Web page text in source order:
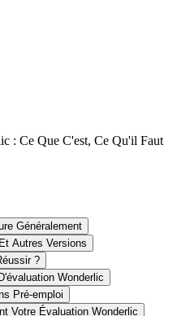
: Ce Que C'est, Ce Qu'il Faut
Généralement
Autres Versions
?
Wonderlic
Pré-emploi
Votre Évaluation Wonderlic